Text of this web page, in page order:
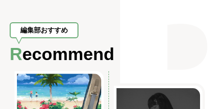
編集部おすすめ
Recommend